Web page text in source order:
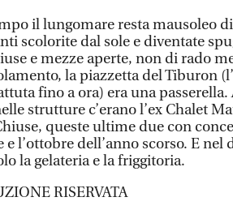
il lungomare resta mausoleo
scolorite dal sole e diventate
e mezze aperte, non di rado
la piazzetta del Tiburon
fino a ora) era una
strutture c’erano l’ex Chalet
queste ultime due con
e l’ottobre dell’anno scorso. E nel
la gelateria e la friggitoria.
RISERVATA